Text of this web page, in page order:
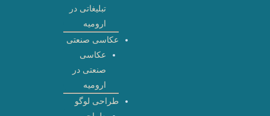
تبلیغاتی در
ارومیه
عکاسی صنعتی
عکاسی
صنعتی در
ارومیه
طراحی لوگو